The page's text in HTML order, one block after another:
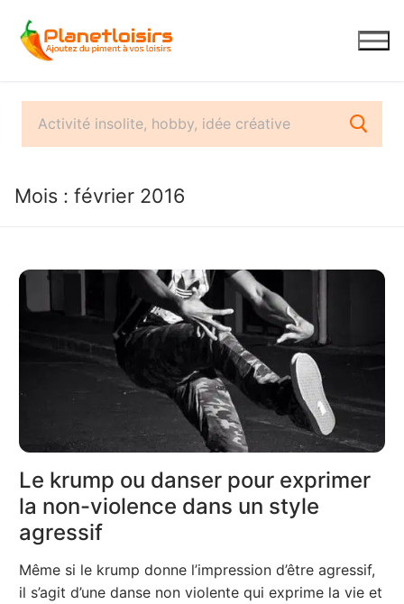
contenu
Mois : février 2016
Le krump ou danser pour exprimer
la non-violence dans un style
agressif
Même si le krump donne l’impression d’être agressif,
il s’agit d’une danse non violente qui exprime la vie et